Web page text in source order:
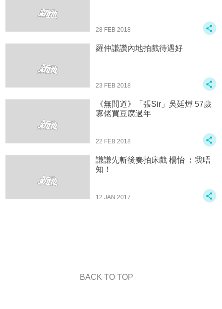
28 FEB 2018
羅仲謙讚內地拍戲待遇好
23 FEB 2018
《無間道》「張Sir」吳廷燁 57歲
寡佬買豆腐過年
22 FEB 2018
謙謙先斬後奏拍床戲 楊怡 ︰我唔
知！
12 JAN 2017
BACK TO TOP